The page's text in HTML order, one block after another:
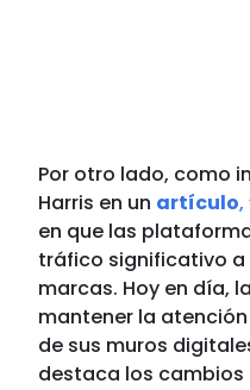
Por otro lado, como
Harris en un artículo,
en que las
tráfico significativo a
marcas. Hoy en día,
mantener la
de sus muros
destaca los